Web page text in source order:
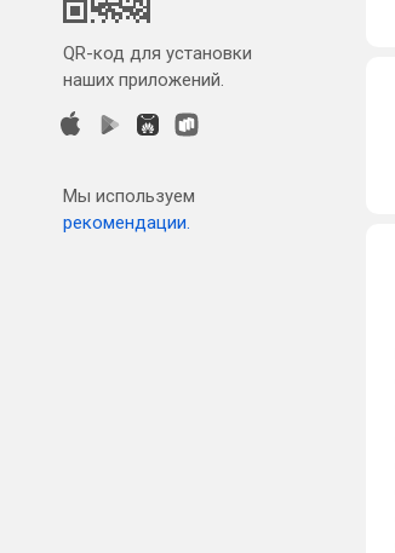
QR-код для установки
наших приложений.
Мы используем
рекомендации.